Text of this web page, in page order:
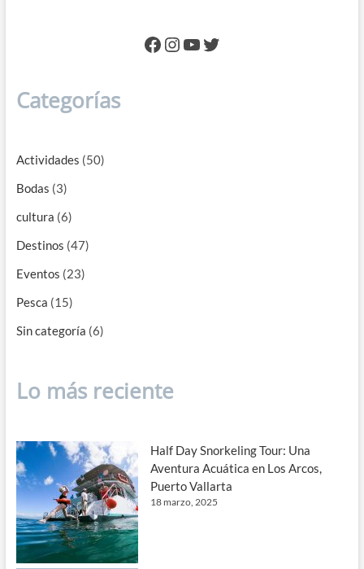
Facebook
Instagram
YouTube
Twitter
Categorías
Actividades (50)
Bodas (3)
cultura (6)
Destinos (47)
Eventos (23)
Pesca (15)
Sin categoría (6)
Lo más reciente
Half Day Snorkeling Tour: Una
Aventura Acuática en Los Arcos,
Puerto Vallarta
18 marzo, 2025